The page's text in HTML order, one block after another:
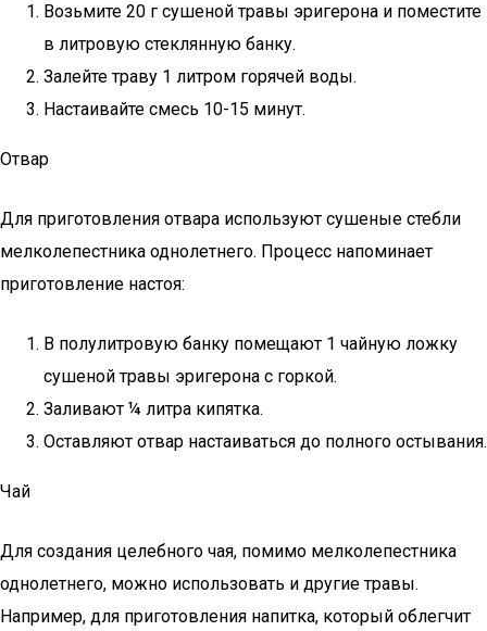
Возьмите 20 г сушеной травы эригерона и поместите
в литровую стеклянную банку.
Залейте траву 1 литром горячей воды.
Настаивайте смесь 10-15 минут.
Отвар
Для приготовления отвара используют сушеные стебли
мелколепестника однолетнего. Процесс напоминает
приготовление настоя:
В полулитровую банку помещают 1 чайную ложку
сушеной травы эригерона с горкой.
Заливают ¼ литра кипятка.
Оставляют отвар настаиваться до полного остывания.
Чай
Для создания целебного чая, помимо мелколепестника
однолетнего, можно использовать и другие травы.
Например, для приготовления напитка, который облегчит